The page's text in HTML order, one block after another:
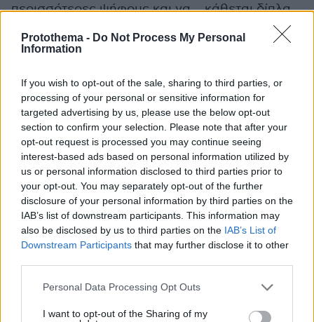
Protothema - Do Not Process My Personal
Information
If you wish to opt-out of the sale, sharing to third parties, or
processing of your personal or sensitive information for
targeted advertising by us, please use the below opt-out
section to confirm your selection. Please note that after your
opt-out request is processed you may continue seeing
interest-based ads based on personal information utilized by
us or personal information disclosed to third parties prior to
your opt-out. You may separately opt-out of the further
disclosure of your personal information by third parties on the
IAB’s list of downstream participants. This information may
also be disclosed by us to third parties on the IAB’s List of
Downstream Participants that may further disclose it to other
Please note that this website/app uses one or more Google
not limited to your visit or usage behaviour. You may click to
Personal Data Processing Opt Outs
I want to opt-out of the Sharing of my
περισσότερες ψήφους και να... κάθεται δίπλα
d0wy3locmphd)
«Ήταν αναμενόμενο το αποτέλεσμα, θα ήταν
άδικο για κάποιον άλλον να βγει υποψήφιος.
Κάθε εβδομάδα θα είμαστε τα ίδια άτομα στη
μονομαχία μέχρι να φύγουμε, οπότε είναι μια
συνήθεια και αυτό», δήλωσε ο Θοδωρής
σημειώνοντας πως η πρόκληση του
Παπαχαραλάμπους να βρεθούν αντίπαλοι στη
μονομαχία έγινε αποδεκτή.
Glomex Player(eexbs1jkdkewvzn, v-